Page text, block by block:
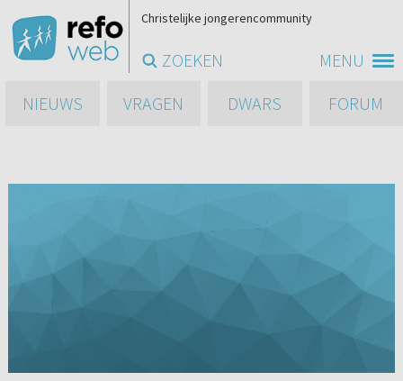
MENU
Christelijke jongerencommunity
ZOEKEN
NIEUWS
VRAGEN DWARS FORUM